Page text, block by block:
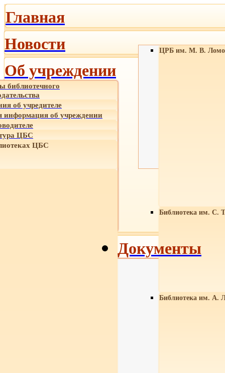
Главная
Новости
Об учреждении
библиотечного
об учредителе
об учреждении
ЦБС
ЦБС
ЦРБ им. М. В.
Библиотека им. С.
Библиотека им. А.
Документы